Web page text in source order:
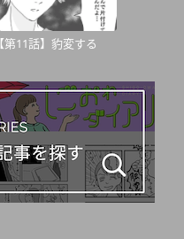
【第11話】豹変する